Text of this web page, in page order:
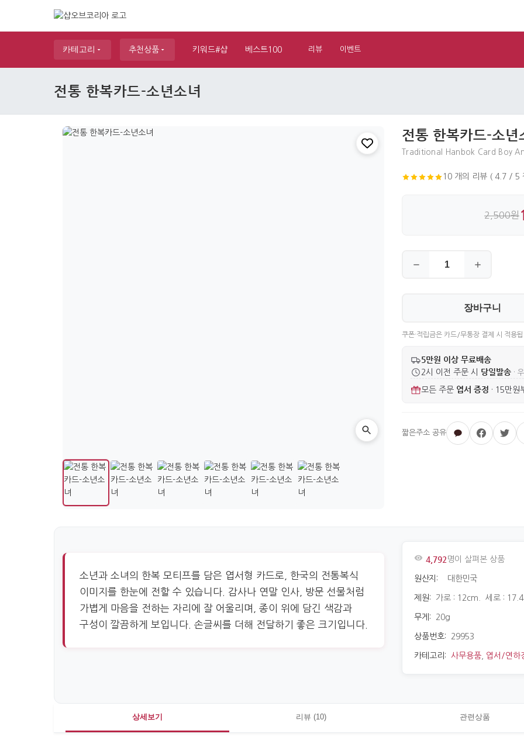
카테고리 추천상품 키워드#샵 베스트100 리뷰 이벤트
전통 한복카드-소년소녀
전통 한복카드-소년
Traditional Hanbok Card Boy
10 개의 리뷰 ( 4.7 / 5
2,500원
장바구니
쿠폰·적립금은 카드/무통장 결제 시 적용
5만원 이상 무료배송
2시 이전 주문 시 당일발송 ·
모든 주문 엽서 증정 · 15만원
소년과 소녀의 한복 모티프를 담은 엽서형 카드로, 한국의 전통복식
이미지를 한눈에 전할 수 있습니다. 감사나 연말 인사, 방문 선물처럼
가볍게 마음을 전하는 자리에 잘 어울리며, 종이 위에 담긴 색감과
구성이 깔끔하게 보입니다. 손글씨를 더해 전달하기 좋은 크기입니다.
4,792 명이 살펴본 상품
원산지: 대한민국
제원: 가로 : 12cm. 세로 :
무게: 20g
상품번호: 29953
카테고리: 사무용품 엽서/연하
상세보기 리뷰 (10) 관련상품